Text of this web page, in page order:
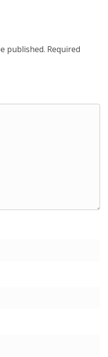
published. Required